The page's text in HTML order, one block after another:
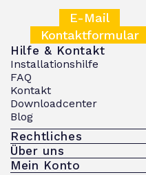
E-Mail
Kontaktformular
Hilfe & Kontakt
Installationshilfe
FAQ
Kontakt
Downloadcenter
Blog
Rechtliches
Über uns
Mein Konto